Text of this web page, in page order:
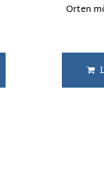
Orten